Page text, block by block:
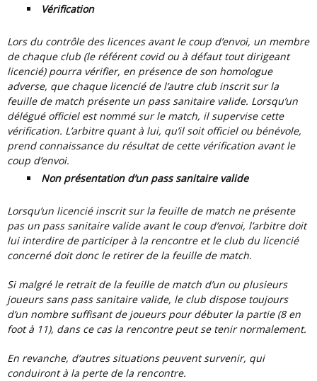
Vérification
Lors du contrôle des licences avant le coup d’envoi, un membre
de chaque club (le référent covid ou à défaut tout dirigeant
licencié) pourra vérifier, en présence de son homologue
adverse, que chaque licencié de l’autre club inscrit sur la
feuille de match présente un pass sanitaire valide. Lorsqu’un
délégué officiel est nommé sur le match, il supervise cette
vérification. L’arbitre quant à lui, qu’il soit officiel ou bénévole,
prend connaissance du résultat de cette vérification avant le
coup d’envoi.
Non présentation d’un pass sanitaire valide
Lorsqu’un licencié inscrit sur la feuille de match ne présente
pas un pass sanitaire valide avant le coup d’envoi, l’arbitre doit
lui interdire de participer à la rencontre et le club du licencié
concerné doit donc le retirer de la feuille de match.
Si malgré le retrait de la feuille de match d’un ou plusieurs
joueurs sans pass sanitaire valide, le club dispose toujours
d’un nombre suffisant de joueurs pour débuter la partie (8 en
foot à 11), dans ce cas la rencontre peut se tenir normalement.
En revanche, d’autres situations peuvent survenir, qui
conduiront à la perte de la rencontre.